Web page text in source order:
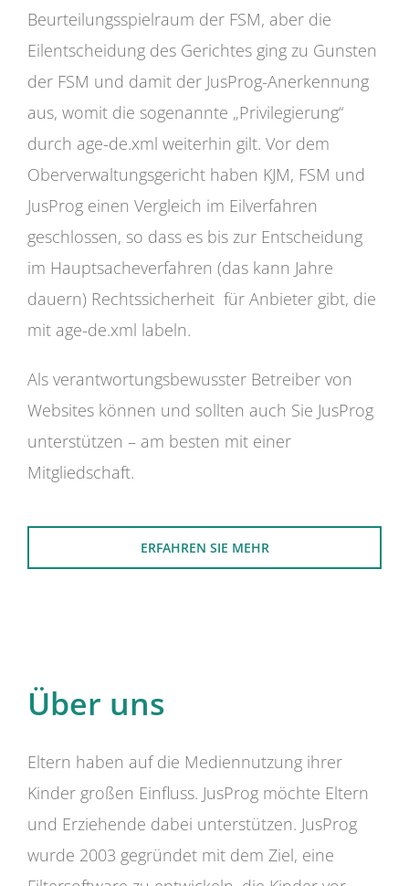
Beurteilungsspielraum der FSM, aber die
Eilentscheidung des Gerichtes ging zu Gunsten
der FSM und damit der JusProg-Anerkennung
aus, womit die sogenannte „Privilegierung“
durch age-de.xml weiterhin gilt. Vor dem
Oberverwaltungsgericht haben KJM, FSM und
JusProg einen Vergleich im Eilverfahren
geschlossen, so dass es bis zur Entscheidung
im Hauptsacheverfahren (das kann Jahre
dauern) Rechtssicherheit für Anbieter gibt, die
mit age-de.xml labeln.
Als verantwortungsbewusster Betreiber von
Websites können und sollten auch Sie JusProg
unterstützen – am besten mit einer
Mitgliedschaft.
ERFAHREN SIE MEHR
Über uns
Eltern haben auf die Mediennutzung ihrer
Kinder großen Einfluss. JusProg möchte Eltern
und Erziehende dabei unterstützen. JusProg
wurde 2003 gegründet mit dem Ziel, eine